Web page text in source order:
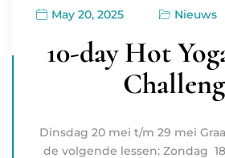
May 20, 2025 Nieuws
10-day Hot
Dinsdag 20 mei t/m 29 mei
de volgende lessen: Zondag 18